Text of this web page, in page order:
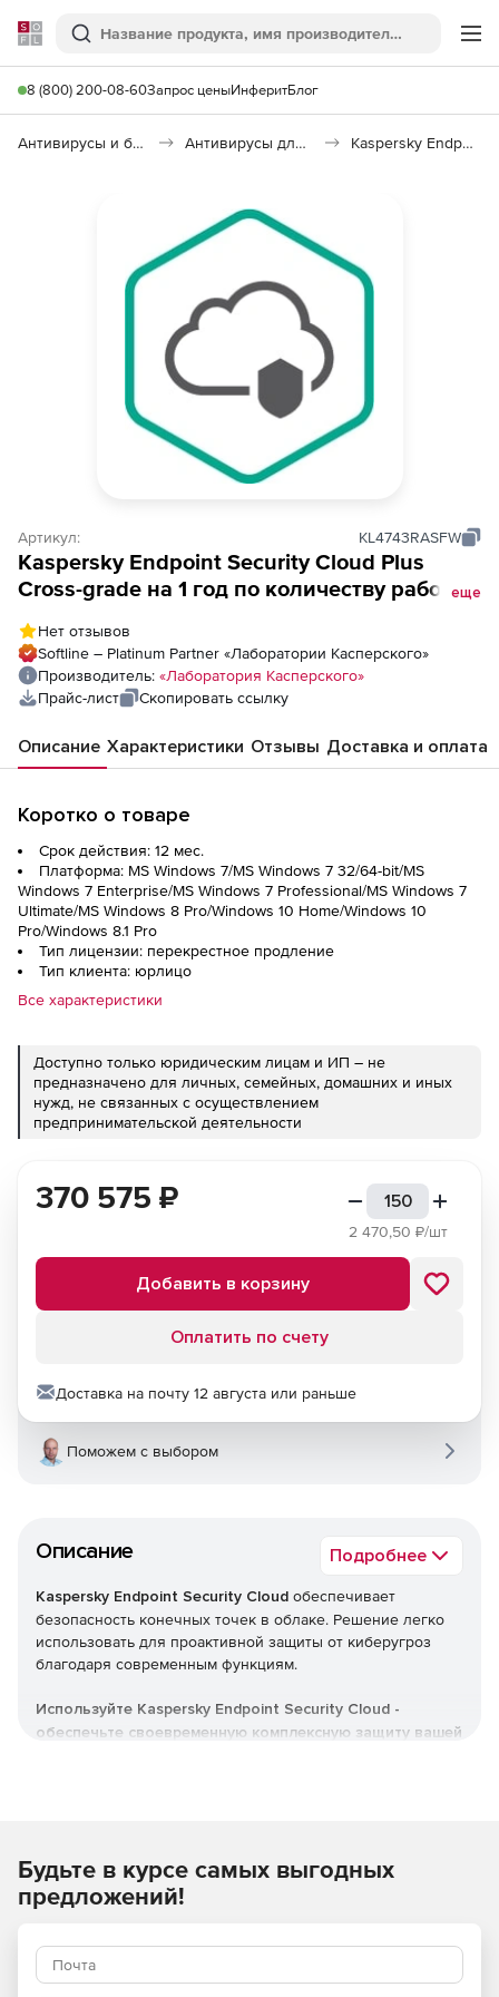
Softline
Поиск
8 (800) 200-08-60Запрос ценыИнферитБлог
Антивирусы и безопасность Антивирусы для организаций Kaspersky Endpoint Security Cloud
Артикул: KL4743RASFW
Kaspersky Endpoint Security Cloud Plus
Cross-grade на 1 год по количеству рабочих
еще
Нет отзывов
Softline – Platinum Partner «Лаборатории Касперского»
Производитель: «Лаборатория Касперского»
Прайс-лист
Скопировать ссылку
Описание Характеристики Отзывы Доставка и оплата
Коротко о товаре
Срок действия: 12 мес.
Платформа: MS Windows 7/MS Windows 7 32/64-bit/MS
Windows 7 Enterprise/MS Windows 7 Professional/MS Windows 7
Ultimate/MS Windows 8 Pro/Windows 10 Home/Windows 10
Pro/Windows 8.1 Pro
Тип лицензии: перекрестное продление
Тип клиента: юрлицо
Все характеристики
Доступно только юридическим лицам и ИП – не
предназначено для личных, семейных, домашних и иных
нужд, не связанных с осуществлением
предпринимательской деятельности
Описание Подробнее
Kaspersky Endpoint Security Cloud обеспечивает
безопасность конечных точек в облаке. Решение легко
использовать для проактивной защиты от киберугроз
благодаря современным функциям.
Используйте Kaspersky Endpoint Security Cloud -
обеспечьте своевременную комплексную защиту вашей
Преимущества для бизнеса:
370 575 ₽
2 470,50 ₽/шт
Добавить в корзину
Оплатить по счету
Доставка на почту 12 августа или раньше
Поможем с выбором
Будьте в курсе самых выгодных
предложений!